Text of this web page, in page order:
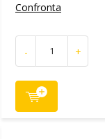
Confronta
- +